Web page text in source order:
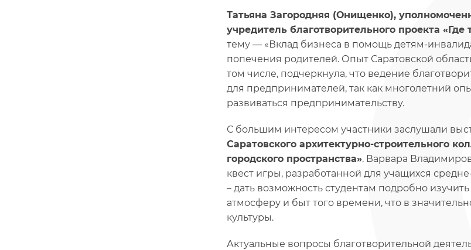
Татьяна Загородняя (Онищенко),
учредитель благотворительного проекта «Где
тему — «Вклад бизнеса в помощь детям-
попечения родителей. Опыт Саратовской
том числе, подчеркнула, что ведение
для предпринимателей, так как многолетний
развиваться предпринимательству.
С большим интересом участники заслушали
Саратовского архитектурно-строительного
городского пространства». Варвара
квест игры, разработанной для учащихся
– дать возможность студентам подробно
атмосферу и быт того времени, что в
культуры.
Актуальные вопросы благотворительной